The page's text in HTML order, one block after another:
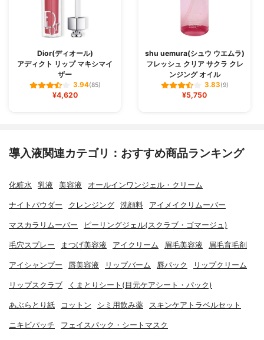
Dior(ディオール)
アディクト リップ マキシマイ
ザー
3.94(85)
¥4,620
shu uemura(シュウ ウエムラ)
フレッシュ クリア サクラ クレ
ンジング オイル
3.83(9)
¥5,750
導入液関連カテゴリ：おすすめ商品ランキング
化粧水 乳液 美容液 オールインワンジェル・クリーム
ナイトパウダー クレンジング 洗顔料 アイメイクリムーバー
マスカラリムーバー ピーリングジェル(スクラブ・ゴマージュ)
毛穴スプレー まつげ美容液 アイクリーム 眉毛美容液 眉毛育毛剤
アイシャンプー 唇美容液 リップバーム 唇パック リップクリーム
リップスクラブ くまとりシート(目元ケアシート・パック)
あぶらとり紙 コットン シミ用飲み薬 スキンケアトラベルセット
ニキビパッチ フェイスパック・シートマスク